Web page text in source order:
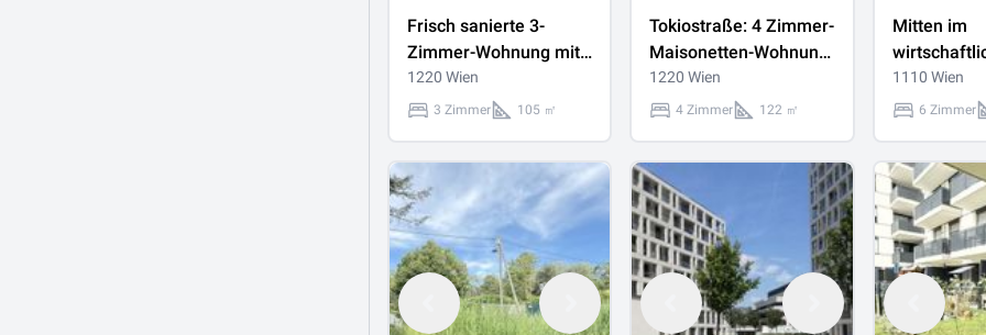
Frisch sanierte 3-
Zimmer-Wohnung mit
Loggia auf 105 m2
Wohnnutzfläche nahe
1220 Wien
3 Zimmer 105 ㎡
Tokiostraße: 4 Zimmer-
Maisonetten-Wohnung
mit einer Loggia und
Terrasse + optionaler
1220 Wien
4 Zimmer 122 ㎡
Mitten im
Herzen von
nahe U3
sehr guter
1110 Wien
6 Zimmer